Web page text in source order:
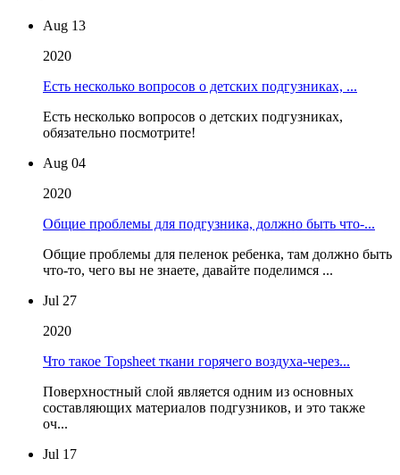
Aug 13
2020
Есть несколько вопросов о детских подгузниках, ...
Есть несколько вопросов о детских подгузниках,
обязательно посмотрите!
Aug 04
2020
Общие проблемы для подгузника, должно быть что-...
Общие проблемы для пеленок ребенка, там должно быть
что-то, чего вы не знаете, давайте поделимся ...
Jul 27
2020
Что такое Topsheet ткани горячего воздуха-через...
Поверхностный слой является одним из основных
составляющих материалов подгузников, и это также
оч...
Jul 17